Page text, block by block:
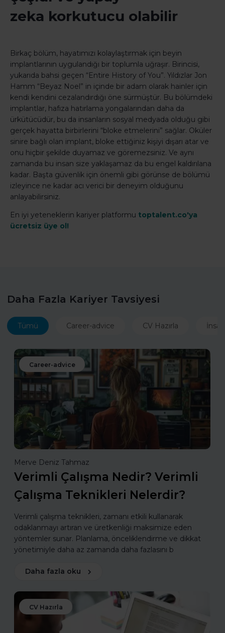
zeka korkutucu olabilir
Birkaç bölüm, hayatımızı kolaylaştırmak için beyin
implantlarının uygulandığı bir toplumla uğraşır. Birincisi,
yukarıda bahsi geçen “Entire History of You”. Yıldızlar Jon
Hamm “Beyaz Noel” in içinde bir adam olarak hainler için
kendi kendini cezalandırdığı öne sürmüştür. Bu bölümdeki
implantlar, hafıza hatırlama yongalarından daha da
ürkütücüdür, bu da insanların sosyal medyada olduğu gibi
gerçek hayatta birbirlerini “bloke etmelerini” sağlar. Oküler
sinire bağlı olan implant, bloke ettiğiniz kişiyi dışarı atar ve
onu hiçbir şekilde duyamaz ve göremezsiniz. Ve aynı
zamanda bu insan size yaklaşamaz da bu engel kaldırılana
kadar. Başta güvenlik için önemli gibi görünse de bölümü
izleyince ne kadar acı verici bir deneyim olduğunu
anlayabilirsiniz.
En iyi yeteneklerin kariyer platformu toptalent.co'ya
ücretsiz üye ol!
Daha Fazla Kariyer Tavsiyesi
Tümü Career-advice CV Hazırla
Career-advice
Merve Deniz Tahmaz
Verimli Çalışma Nedir? Verimli
Çalışma Teknikleri Nelerdir?
Verimli çalışma teknikleri, zamanı etkili kullanarak
odaklanmayı artıran ve üretkenliği maksimize eden
yöntemler sunar. Planlama, önceliklendirme ve dikkat
yönetimiyle daha az zamanda daha fazlasını b
Daha fazla oku
CV Hazırla